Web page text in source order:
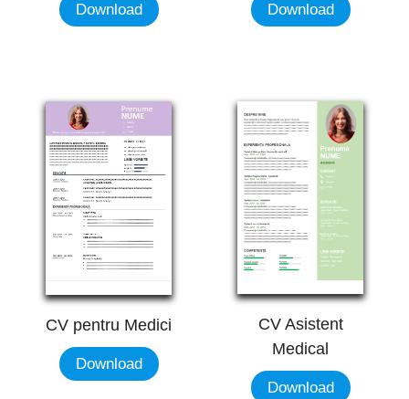
Download Download
CV pentru Medici
Download
CV Asistent
Medical
Download